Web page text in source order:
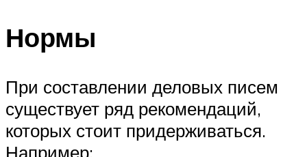
Нормы
При составлении деловых писем
существует ряд рекомендаций,
которых стоит придерживаться.
Например: